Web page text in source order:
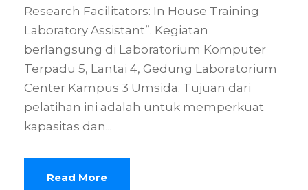
Research Facilitators: In House Training
Laboratory Assistant”. Kegiatan
berlangsung di Laboratorium Komputer
Terpadu 5, Lantai 4, Gedung Laboratorium
Center Kampus 3 Umsida. Tujuan dari
pelatihan ini adalah untuk memperkuat
kapasitas dan...
Read More